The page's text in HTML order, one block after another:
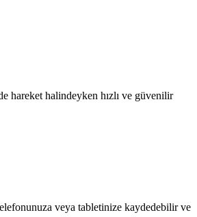
hareket halindeyken hızlı ve güvenilir
veya tabletinize kaydedebilir ve